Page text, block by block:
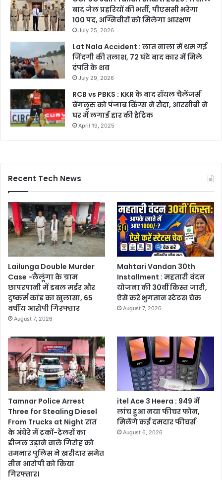
बाद जेल प्रहरियों की भर्ती, पीएससी भरेगा
100 पद, अग्निवीरों को मिलेगा आरक्षण
July 25, 2026
Lat Nala Accident : लात नाला में थम गई
जिंदगी की तलाश, 72 घंटे बाद कार में मिले
दंपति के शव
July 29, 2026
RCB vs PBKS : KKR के बाद रॉयल चैलेंजर्स
बेंगलुरु को पंजाब किंग्स ने रौंदा, आरसीबी ने
घर में लगाई हार की हैट्रिक
April 19, 2025
Recent Tech News
Lailunga Double Murder
Case -लैलूंगा के ग्राम
छापरपानी में डबल मर्डर और
दुष्कर्म कांड का खुलासा, 65
वर्षीय आरोपी गिरफ्तार
August 7, 2026
Mahtari Vandan 30th
Installment : महतारी वंदन
योजना की 30वीं किस्त जारी,
ऐसे करें भुगतान स्टेटस चेक
August 7, 2026
Tamnar Police Arrest
Three for Stealing Diesel
From Trucks at Night रात
के अंधेरे में ट्रकों-ट्रेलरों का
डीजल उड़ाने वाले गिरोह को
तमनार पुलिस ने खरीदार समेत
तीन आरोपी को किया
गिरफ्तार।
itel Ace 3 Heera : 949 में
लांच हुआ नया फीचर फोन,
मिलेंगे कई दमदार फीचर्स
August 6, 2026